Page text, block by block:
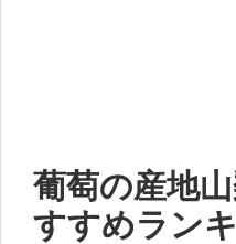
葡萄の産地
すすめラン